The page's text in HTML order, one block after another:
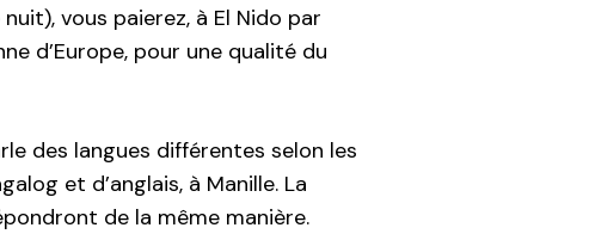
vous paierez, à El Nido par
d’Europe, pour une qualité du
des langues différentes selon les
et d’anglais, à Manille. La
de la même manière.